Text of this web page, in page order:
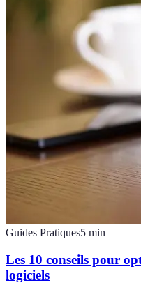
Guides Pratiques5 min
Les 10 conseils pour
logiciels